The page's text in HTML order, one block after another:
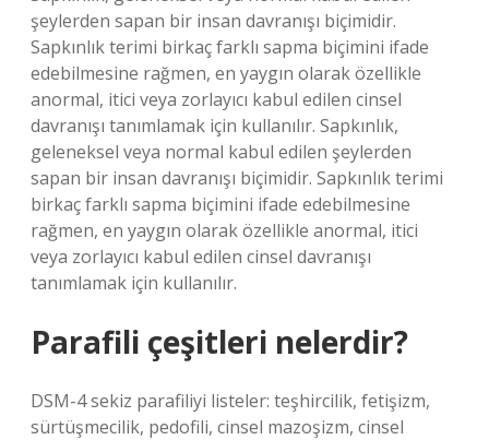
şeylerden sapan bir insan davranışı biçimidir.
Sapkınlık terimi birkaç farklı sapma biçimini ifade
edebilmesine rağmen, en yaygın olarak özellikle
anormal, itici veya zorlayıcı kabul edilen cinsel
davranışı tanımlamak için kullanılır. Sapkınlık,
geleneksel veya normal kabul edilen şeylerden
sapan bir insan davranışı biçimidir. Sapkınlık terimi
birkaç farklı sapma biçimini ifade edebilmesine
rağmen, en yaygın olarak özellikle anormal, itici
veya zorlayıcı kabul edilen cinsel davranışı
tanımlamak için kullanılır.
Parafili çeşitleri nelerdir?
DSM-4 sekiz parafiliyi listeler: teşhircilik, fetişizm,
sürtüşmecilik, pedofili, cinsel mazoşizm, cinsel